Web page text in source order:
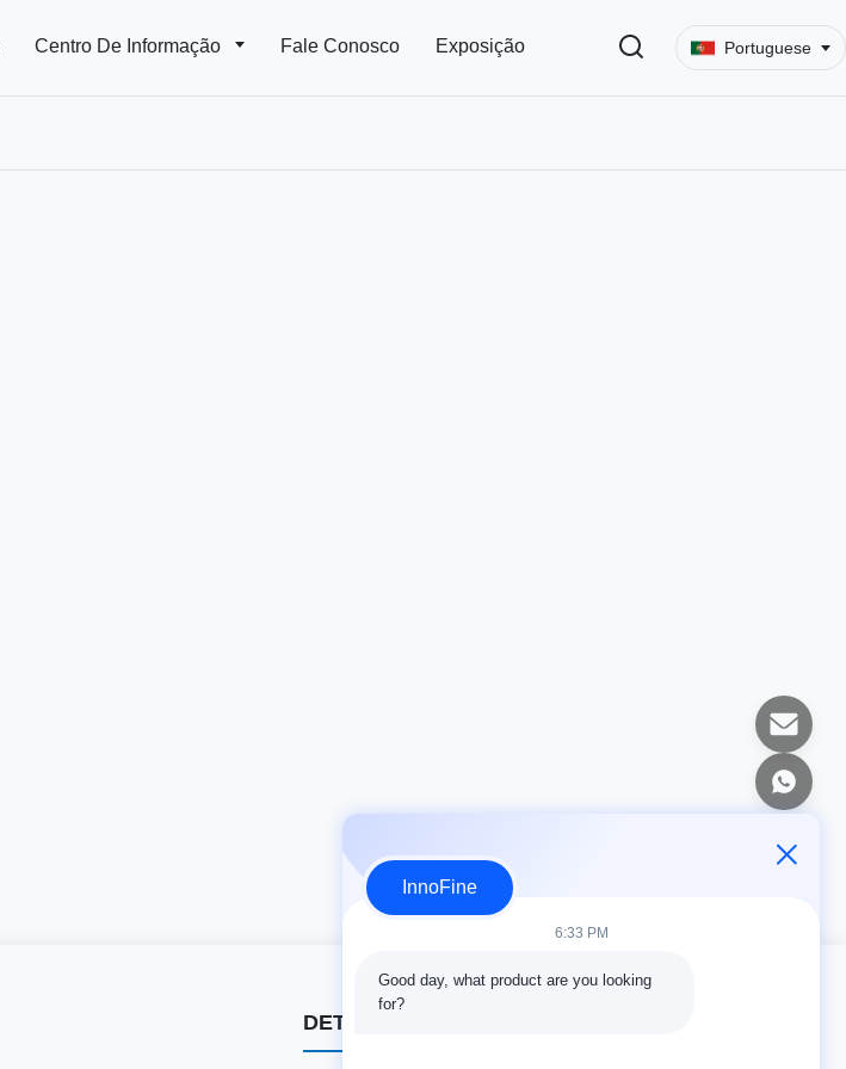
Centro De Informação Fale Conosco Exposição Portuguese
DETALHES DO CONTATO
InnoFine
6:33 PM
Good day, what product are you looking
for?